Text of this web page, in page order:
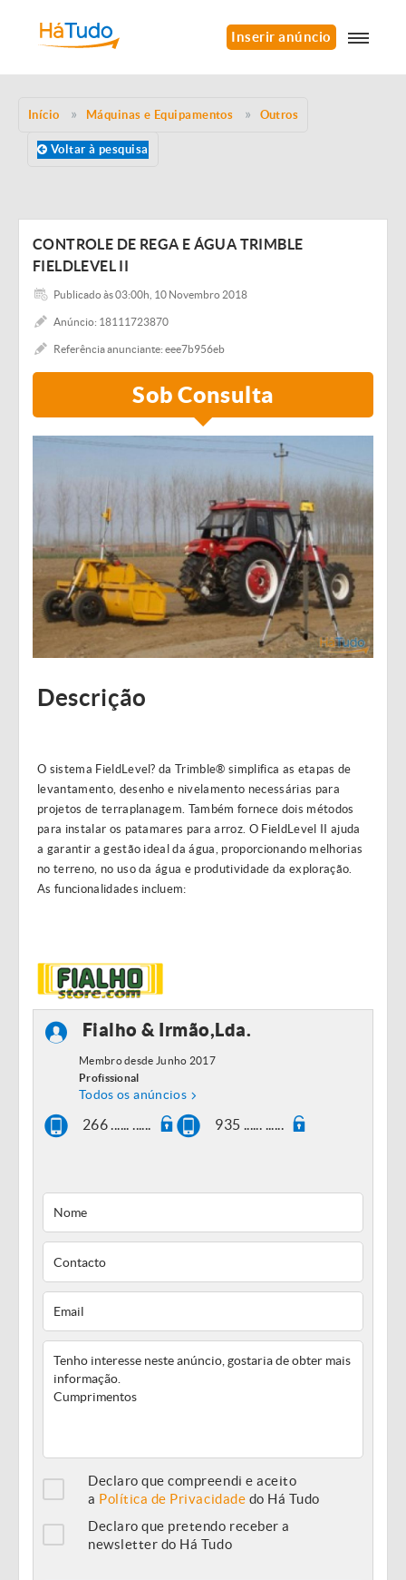
Inserir anúncio
Início Máquinas e Equipamentos Outros
Voltar à pesquisa
CONTROLE DE REGA E ÁGUA TRIMBLE
FIELDLEVEL II
Publicado às 03:00h, 10 Novembro 2018
Anúncio: 18111723870
Referência anunciante: eee7b956eb
Sob Consulta
Descrição
O sistema FieldLevel? da Trimble® simplifica as etapas de
levantamento, desenho e nivelamento necessárias para
projetos de terraplanagem. Também fornece dois métodos
para instalar os patamares para arroz. O FieldLevel II ajuda
a garantir a gestão ideal da água, proporcionando melhorias
no terreno, no uso da água e produtividade da exploração.
As funcionalidades incluem:
Fialho & Irmão,Lda.
Membro desde Junho 2017
Profissional
Todos os anúncios
266 ...... ...... 935 ...... ......
Declaro que compreendi e aceito
a Política de Privacidade do Há Tudo
Declaro que pretendo receber a
newsletter do Há Tudo